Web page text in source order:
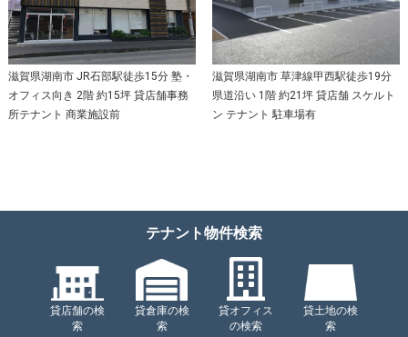
滋賀県湖南市 JR石部駅徒歩15分 塾・
オフィス向き 2階 約15坪 貸店舗事務
所テナント 商業施設前
滋賀県湖南市 草津線甲西駅徒歩19分
県道沿い 1階 約21坪 貸店舗 スケルト
ン テナント 駐車場有
テナント物件検索
貸店舗の検
索
貸倉庫の検
索
貸オフィス
の検索
貸土地の検
索